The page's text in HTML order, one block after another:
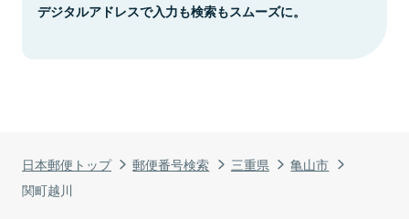
日本郵便トップ 郵便番号検索 三重県
亀山市
関町越川
デジタルアドレスで入力も検索もスムーズに。